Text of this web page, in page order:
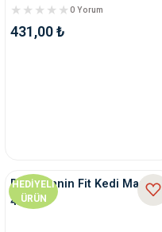
0 Yorum
431,00 ₺
HEDİYELİ
ÜRÜN
Royal Canin Fit Kedi Maması
4Kg